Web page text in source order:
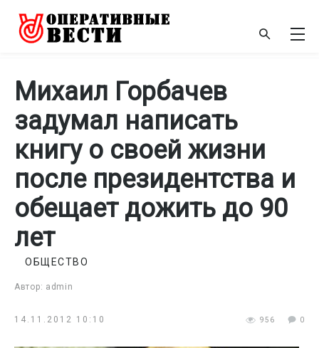
Михаил Горбачев
задумал написать
книгу о своей жизни
после президентства и
обещает дожить до 90
лет
Автор: admin
ОБЩЕСТВО
14.11.2012 10:10 956 0